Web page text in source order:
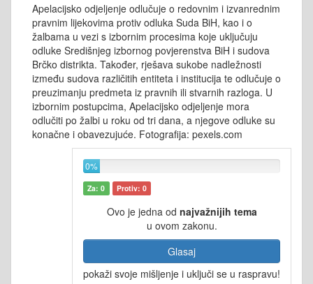
Apelacijsko odjeljenje odlučuje o redovnim i izvanrednim
pravnim lijekovima protiv odluka Suda BiH, kao i o
žalbama u vezi s izbornim procesima koje uključuju
odluke Središnjeg izbornog povjerenstva BiH i sudova
Brčko distrikta. Također, rješava sukobe nadležnosti
između sudova različitih entiteta i institucija te odlučuje o
preuzimanju predmeta iz pravnih ili stvarnih razloga. U
izbornim postupcima, Apelacijsko odjeljenje mora
odlučiti po žalbi u roku od tri dana, a njegove odluke su
konačne i obavezujuće. Fotografija: pexels.com
0%
Za: 0 Protiv: 0
Ovo je jedna od najvažnijih tema
u ovom zakonu.
Glasaj
pokaži svoje mišljenje i uključi se u raspravu!